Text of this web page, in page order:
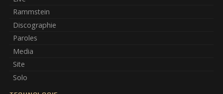
Rammstein
Discographie
Paroles
Media
Site
Solo